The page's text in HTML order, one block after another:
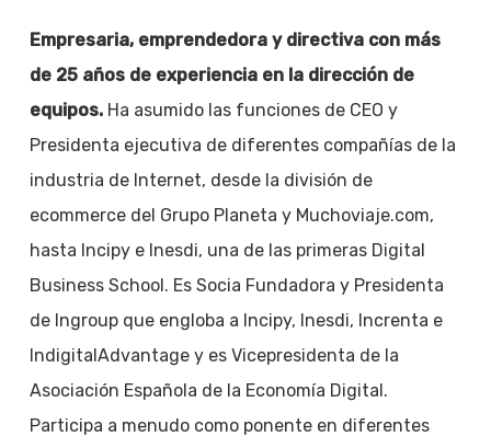
Empresaria, emprendedora y directiva con más
de 25 años de experiencia en la dirección de
equipos. Ha asumido las funciones de CEO y
Presidenta ejecutiva de diferentes compañías de la
industria de Internet, desde la división de
ecommerce del Grupo Planeta y Muchoviaje.com,
hasta Incipy e Inesdi, una de las primeras Digital
Business School. Es Socia Fundadora y Presidenta
de Ingroup que engloba a Incipy, Inesdi, Increnta e
IndigitalAdvantage y es Vicepresidenta de la
Asociación Española de la Economía Digital.
Participa a menudo como ponente en diferentes